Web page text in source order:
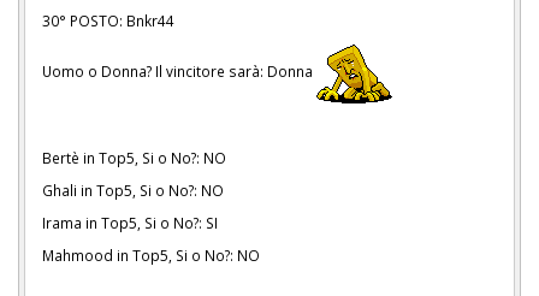
30° POSTO: Bnkr44
Uomo o Donna? Il vincitore sarà: Donna
Bertè in Top5, Si o No?: NO
Ghali in Top5, Si o No?: NO
Irama in Top5, Si o No?: SI
Mahmood in Top5, Si o No?: NO